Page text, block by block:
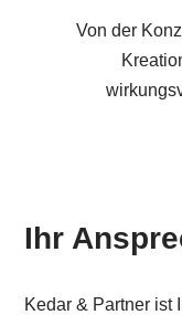
Von der
Ihr
Kedar & Partner ist